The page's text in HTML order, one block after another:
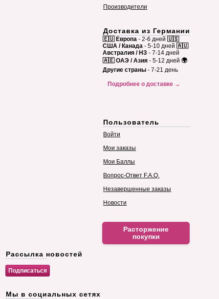
Производители
Доставка из Германии
🇪🇺 Европа - 2-6 дней 🇺🇸
США / Канада - 5-10 дней 🇦🇺
Австралия / НЗ - 7-14 дней
🇦🇪 ОАЭ / Азия - 5-12 дней 🌍
Другие страны - 7-21 день
Подробнее о доставке →
Пользователь
Войти
Мои заказы
Мои Баллы
Вопрос-Ответ F.A.Q.
Незавершенные заказы
Новости
Расторжение
покупки
Рассылка новостей
Мы в социальных сетях